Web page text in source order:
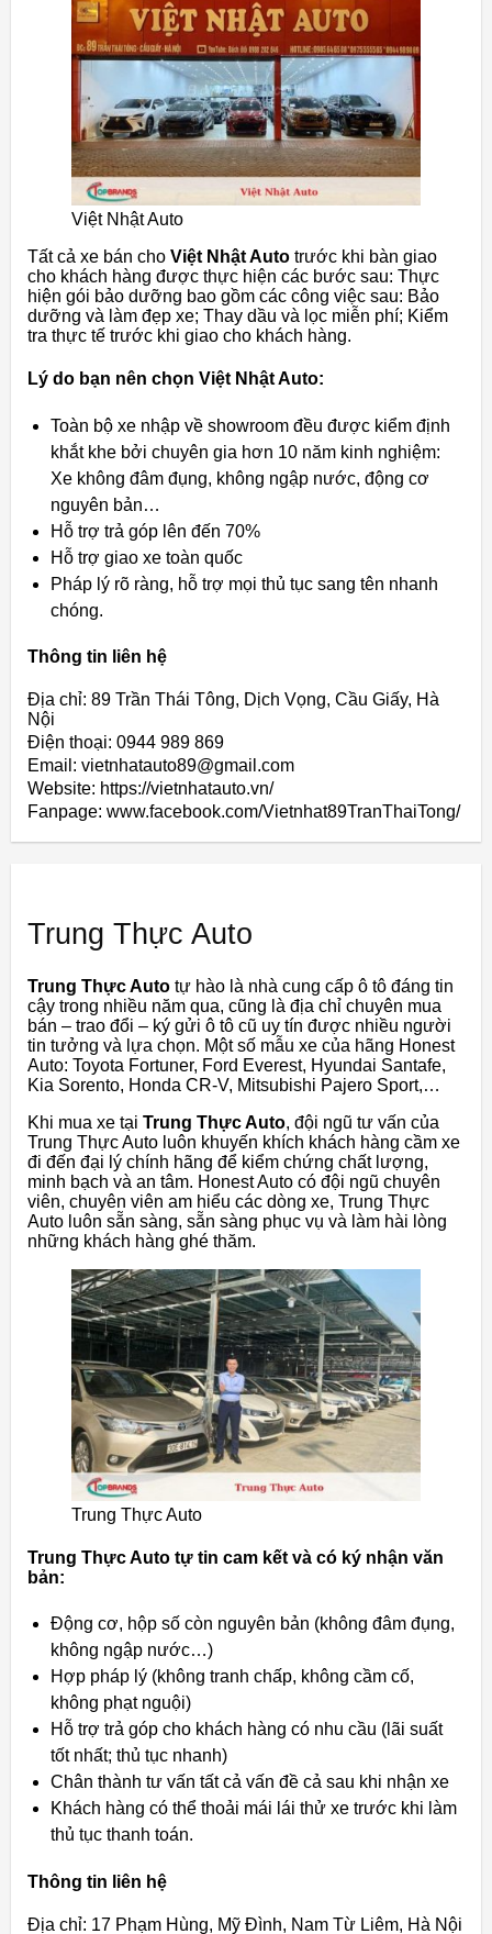
Việt Nhật Auto
Tất cả xe bán cho Việt Nhật Auto trước khi bàn giao
cho khách hàng được thực hiện các bước sau: Thực
hiện gói bảo dưỡng bao gồm các công việc sau: Bảo
dưỡng và làm đẹp xe; Thay dầu và lọc miễn phí; Kiểm
tra thực tế trước khi giao cho khách hàng.
Lý do bạn nên chọn Việt Nhật Auto:
Toàn bộ xe nhập về showroom đều được kiểm định
khắt khe bởi chuyên gia hơn 10 năm kinh nghiệm:
Xe không đâm đụng, không ngập nước, động cơ
nguyên bản…
Hỗ trợ trả góp lên đến 70%
Hỗ trợ giao xe toàn quốc
Pháp lý rõ ràng, hỗ trợ mọi thủ tục sang tên nhanh
chóng.
Thông tin liên hệ
Địa chỉ: 89 Trần Thái Tông, Dịch Vọng, Cầu Giấy, Hà
Nội
Điện thoại: 0944 989 869
Email: vietnhatauto89@gmail.com
Website: https://vietnhatauto.vn/
Fanpage: www.facebook.com/Vietnhat89TranThaiTong/
Trung Thực Auto
Trung Thực Auto tự hào là nhà cung cấp ô tô đáng tin
cậy trong nhiều năm qua, cũng là địa chỉ chuyên mua
bán – trao đổi – ký gửi ô tô cũ uy tín được nhiều người
tin tưởng và lựa chọn. Một số mẫu xe của hãng Honest
Auto: Toyota Fortuner, Ford Everest, Hyundai Santafe,
Kia Sorento, Honda CR-V, Mitsubishi Pajero Sport,…
Khi mua xe tại Trung Thực Auto, đội ngũ tư vấn của
Trung Thực Auto luôn khuyến khích khách hàng cầm xe
đi đến đại lý chính hãng để kiểm chứng chất lượng,
minh bạch và an tâm. Honest Auto có đội ngũ chuyên
viên, chuyên viên am hiểu các dòng xe, Trung Thực
Auto luôn sẵn sàng, sẵn sàng phục vụ và làm hài lòng
những khách hàng ghé thăm.
Trung Thực Auto
Trung Thực Auto tự tin cam kết và có ký nhận văn
bản:
Động cơ, hộp số còn nguyên bản (không đâm đụng,
không ngập nước…)
Hợp pháp lý (không tranh chấp, không cầm cố,
không phạt nguội)
Hỗ trợ trả góp cho khách hàng có nhu cầu (lãi suất
tốt nhất; thủ tục nhanh)
Chân thành tư vấn tất cả vấn đề cả sau khi nhận xe
Khách hàng có thể thoải mái lái thử xe trước khi làm
thủ tục thanh toán.
Thông tin liên hệ
Địa chỉ: 17 Phạm Hùng, Mỹ Đình, Nam Từ Liêm, Hà Nội